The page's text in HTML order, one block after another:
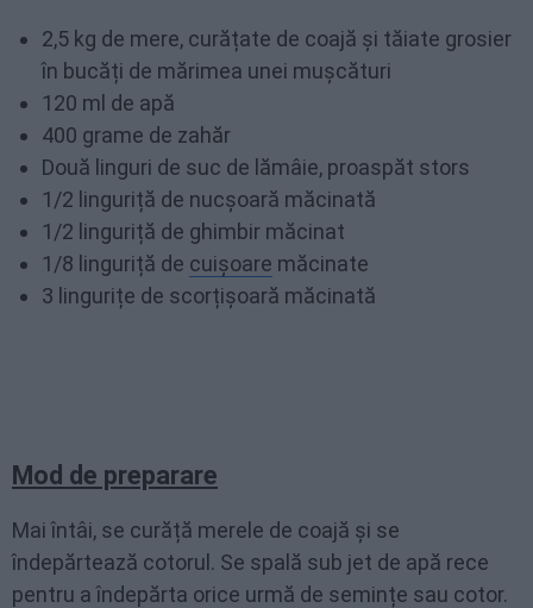
2,5 kg de mere, curățate de coajă și tăiate grosier
în bucăți de mărimea unei mușcături
120 ml de apă
400 grame de zahăr
Două linguri de suc de lămâie, proaspăt stors
1/2 linguriță de nucșoară măcinată
1/2 linguriță de ghimbir măcinat
1/8 linguriță de cuișoare măcinate
3 lingurițe de scorțișoară măcinată
Mod de preparare
Mai întâi, se curăță merele de coajă și se
îndepărtează cotorul. Se spală sub jet de apă rece
pentru a îndepărta orice urmă de semințe sau cotor.